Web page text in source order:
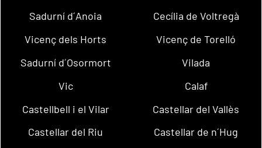
Sadurní d´Anoia
Cecília de Voltregà
Vicenç dels Horts
Vicenç de Torelló
Sadurní d´Osormort
Vilada
Vic
Calaf
Castellbell i el Vilar
Castellar del Vallès
Castellar del Riu
Castellar de n´Hug